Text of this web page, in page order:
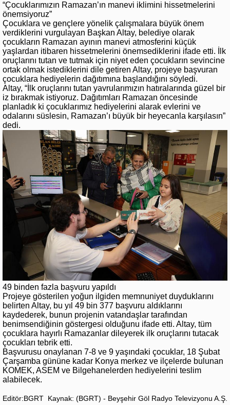
“Çocuklarımızın Ramazan’ın manevi iklimini hissetmelerini
önemsiyoruz”
Çocuklara ve gençlere yönelik çalışmalara büyük önem
verdiklerini vurgulayan Başkan Altay, belediye olarak
çocukların Ramazan ayının manevi atmosferini küçük
yaşlardan itibaren hissetmelerini önemsediklerini ifade etti. İlk
oruçlarını tutan ve tutmak için niyet eden çocukların sevincine
ortak olmak istediklerini dile getiren Altay, projeye başvuran
çocuklara hediyelerin dağıtımına başlandığını söyledi.
Altay, “İlk oruçlarını tutan yavrularımızın hatıralarında güzel bir
iz bırakmak istiyoruz. Dağıtımları Ramazan öncesinde
planladık ki çocuklarımız hediyelerini alarak evlerini ve
odalarını süslesin, Ramazan’ı büyük bir heyecanla karşılasın”
dedi.
49 binden fazla başvuru yapıldı
Projeye gösterilen yoğun ilgiden memnuniyet duyduklarını
belirten Altay, bu yıl 49 bin 377 başvuru aldıklarını
kaydederek, bunun projenin vatandaşlar tarafından
benimsendiğinin göstergesi olduğunu ifade etti. Altay, tüm
çocuklara hayırlı Ramazanlar dileyerek ilk oruçlarını tutacak
çocukları tebrik etti.
Başvurusu onaylanan 7-8 ve 9 yaşındaki çocuklar, 18 Şubat
Çarşamba gününe kadar Konya merkez ve ilçelerde bulunan
KOMEK, ASEM ve Bilgehanelerden hediyelerini teslim
alabilecek.
Editör:BGRT Kaynak: (BGRT) - Beyşehir Göl Radyo Televizyonu A.Ş.